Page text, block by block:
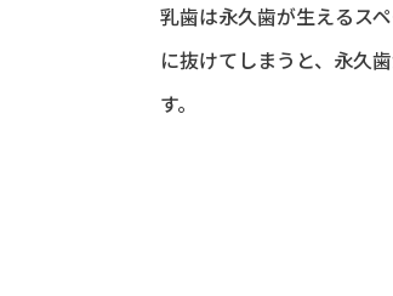
乳歯は永久歯が生えるス
に抜けてしまうと、永久
す。